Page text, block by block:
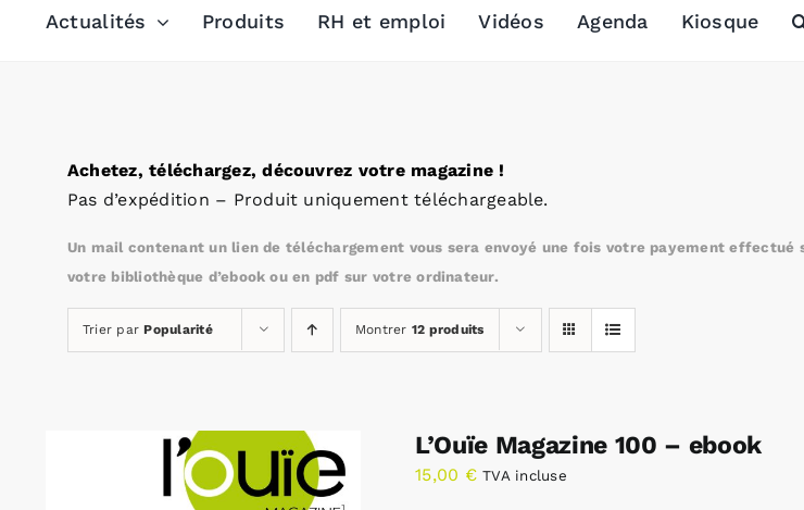
Actualités Produits RH et emploi Vidéos Agenda Kiosque
Achetez, téléchargez, découvrez votre magazine !
Pas d’expédition – Produit uniquement téléchargeable.
Un mail contenant un lien de téléchargement vous sera envoyé une fois votre payement
votre bibliothèque d’ebook ou en pdf sur votre ordinateur.
Trier parPopularité Montrer 12 produits
L’Ouïe Magazine 100 – ebook
15,00 € TVA incluse